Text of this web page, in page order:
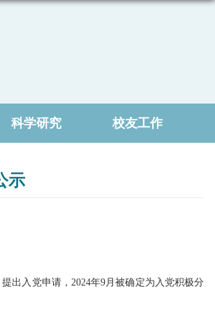
科学研究 校友工作
示
提出入党申请， 2024年9月被确定为入党积极分